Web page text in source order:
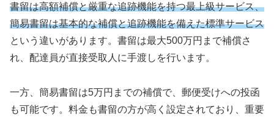
書留は高額補償と厳重な追跡機能を持つ最上級サービス、
簡易書留は基本的な補償と追跡機能を備えた標準サービス
という違いがあります。書留は最大500万円まで補償さ
れ、配達員が直接受取人に手渡しを行います。
一方、簡易書留は5万円までの補償で、郵便受けへの投函
も可能です。料金も書留の方が高く設定されており、重要